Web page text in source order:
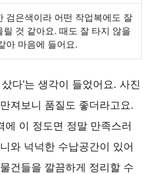
검은색이라 어떤 작업복에도 잘
릴 것 같아요. 때도 잘 타지 않을
아 마음에 들어요.
다’는 생각이 들었어요. 사진
져보니 품질도 좋더라고요.
에 이 정도면 정말 만족스러
와 넉넉한 수납공간이 있어
건들을 깔끔하게 정리할 수